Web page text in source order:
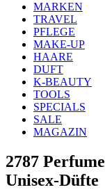
MARKEN
TRAVEL
PFLEGE
MAKE-UP
HAARE
DUFT
K-BEAUTY
TOOLS
SPECIALS
SALE
MAGAZIN
2787
Unisex-Düfte